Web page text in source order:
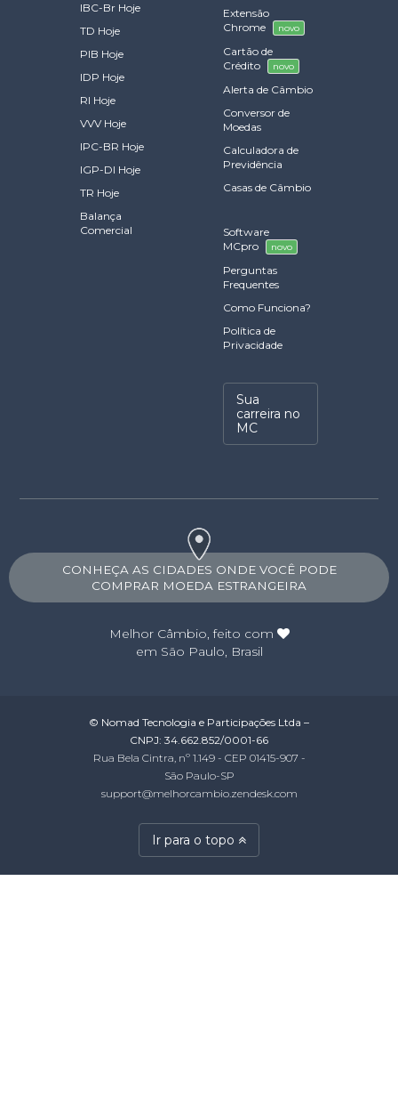
IBC-Br Hoje
TD Hoje
PIB Hoje
IDP Hoje
RI Hoje
VVV Hoje
IPC-BR Hoje
IGP-DI Hoje
TR Hoje
Balança
Comercial
Extensão
Chrome
novo
Cartão de
Crédito
novo
Alerta de Câmbio
Conversor de
Moedas
Calculadora de
Previdência
Casas de Câmbio
Software
MCpro
novo
Perguntas
Frequentes
Como Funciona?
Política de
Privacidade
Sua
carreira no
MC
CONHEÇA AS CIDADES ONDE VOCÊ PODE
COMPRAR MOEDA ESTRANGEIRA
Melhor Câmbio, feito com
em São Paulo, Brasil
© Nomad Tecnologia e Participações Ltda –
CNPJ: 34.662.852/0001-66
Rua Bela Cintra, nº 1.149 - CEP 01415-907 -
São Paulo-SP
support@melhorcambio.zendesk.com
Ir para o topo